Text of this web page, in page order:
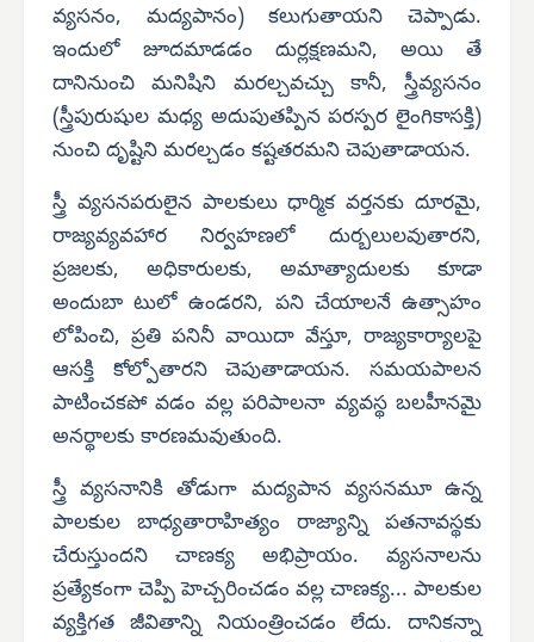
వ్యసనం, మద్యపానం) కలుగుతాయని చెప్పాడు.
ఇందులో జూదమాడడం దుర్లక్షణమని, అయి తే
దానినుంచి మనిషిని మరల్చవచ్చు కానీ, స్త్రీవ్యసనం
(స్త్రీపురుషుల మధ్య అదుపుతప్పిన పరస్పర లైంగికాసక్తి)
నుంచి దృష్టిని మరల్చడం కష్టతరమని చెపుతాడాయన.
స్త్రీ వ్యసనపరులైన పాలకులు ధార్మిక వర్తనకు దూరమై,
రాజ్యవ్యవహార నిర్వహణలో దుర్బలులవుతారని,
ప్రజలకు, అధికారులకు, అమాత్యాదులకు కూడా
అందుబా టులో ఉండరని, పని చేయాలనే ఉత్సాహం
లోపించి, ప్రతి పనినీ వాయిదా వేస్తూ, రాజ్యకార్యాలపై
ఆసక్తి కోల్పోతారని చెపుతాడాయన. సమయపాలన
పాటించకపో వడం వల్ల పరిపాలనా వ్యవస్థ బలహీనమై
అనర్థాలకు కారణమవుతుంది.
స్త్రీ వ్యసనానికి తోడుగా మద్యపాన వ్యసనమూ ఉన్న
పాలకుల బాధ్యతారాహిత్యం రాజ్యాన్ని పతనావస్థకు
చేరుస్తుందని చాణక్య అభిప్రాయం. వ్యసనాలను
ప్రత్యేకంగా చెప్పి హెచ్చరించడం వల్ల చాణక్య... పాలకుల
వ్యక్తిగత జీవితాన్ని నియంత్రించడం లేదు. దానికన్నా